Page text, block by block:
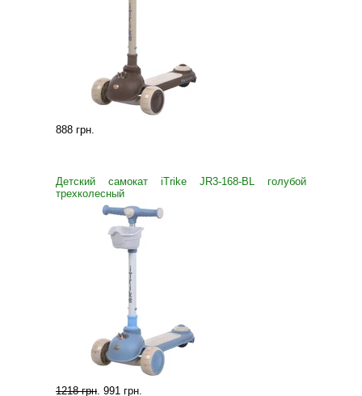
888 грн.
Детский самокат iTrike JR3-168-BL голубой
трехколесный
1218 грн. 991 грн.